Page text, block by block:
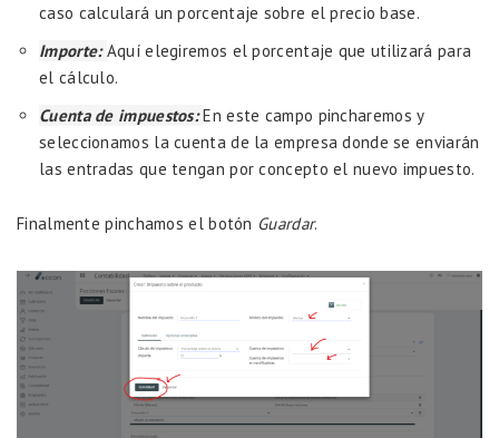
caso calculará un porcentaje sobre el precio base.
Importe:Aquí elegiremos el porcentaje que utilizará para
el cálculo.
Cuenta de impuestos:En este campo pincharemos y
seleccionamos la cuenta de la empresa donde se enviarán
las entradas que tengan por concepto el nuevo impuesto.
Finalmente pinchamos el botón Guardar.